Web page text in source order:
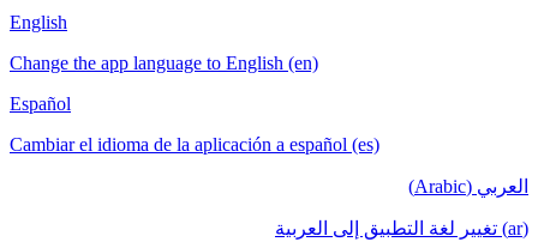
English
Change the app language to English (en)
Español
Cambiar el idioma de la aplicación a español (es)
العربي (Arabic)
(ar) تغيير لغة التطبيق إلى العربية